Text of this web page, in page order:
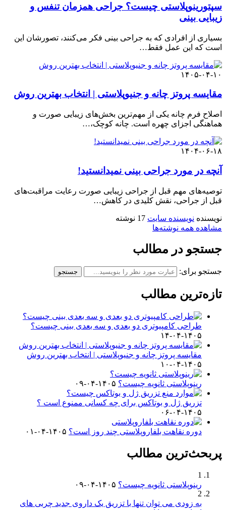
سپتورینوپلاستی چیست؟ جراحی همزمان تنفس و
زیبایی بینی
بسیاری از افرادی که به جراحی بینی فکر می‌کنند، تصورشان این
است که این عمل فقط…
۱۴۰۵-۰۴-۱۰
مقایسه پروتز چانه و جنیوپلاستی | انتخاب بهترین روش
اصلاح فرم چانه یکی از مهم‌ترین بخش‌های زیبایی صورت و
هماهنگی اجزای چهره است. چانه کوچک،…
۱۴۰۴-۰۶-۱۸
آنچه در مورد جراحی بینی نمیدانستید!
توصیه‌های مهم قبل از جراحی زیبایی صورت رعایت مراقبت‌های
قبل از جراحی، نقش کلیدی در کاهش…
نویسنده نویسنده سایت 17 نوشته
مشاهده همه نوشته‌ها
جستجو در مطالب
جستجو برای: جستجو
تازه‌ترین مطالب
طراحی کامپیوتری دو بعدی و سه بعدی بینی چیست؟
۱۴۰۵-۰۴-۱۴
مقایسه پروتز چانه و جنیوپلاستی | انتخاب بهترین روش
۱۴۰۵-۰۴-۱۰
رینوپلاستی ثانویه چیست؟ ۱۴۰۵-۰۴-۰۹
تزریق ژل و بوتاکس برای چه کسانی ممنوع است ؟
۱۴۰۵-۰۴-۰۶
دوره نقاهت بلفاروپلاستی چند روز است؟ ۱۴۰۵-۰۴-۰۱
پربحث‌ترین مطالب
1
رینوپلاستی ثانویه چیست؟ ۱۴۰۵-۰۴-۰۹
2
به زودی می توان تنها با تزریق یک داروی جدید چربی های